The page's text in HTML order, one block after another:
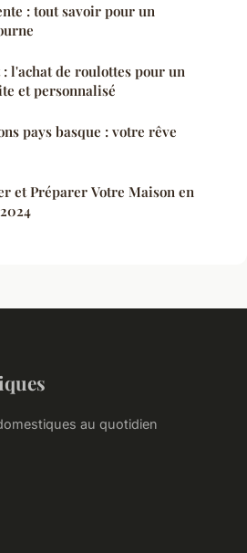
: tout savoir pour un
l'achat de roulottes pour un
et personnalisé
pays basque : votre rêve
et Préparer Votre Maison en
au quotidien